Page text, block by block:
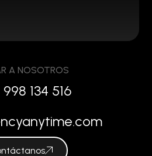
A NOSOTROS
998 134 516